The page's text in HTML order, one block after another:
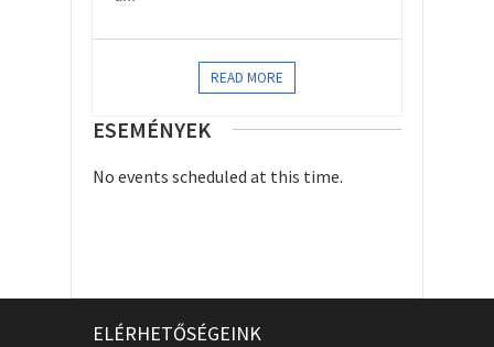
READ MORE
ESEMÉNYEK
No events scheduled at this time.
ELÉRHETŐSÉGEINK